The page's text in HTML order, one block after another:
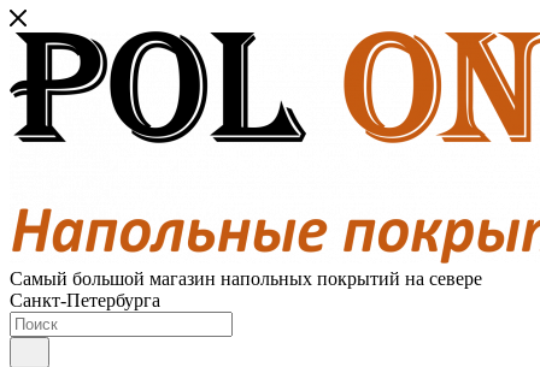
Самый большой магазин напольных покрытий на севере
Санкт-Петербурга